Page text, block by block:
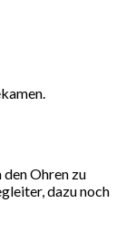
Ohren zu
dazu noch